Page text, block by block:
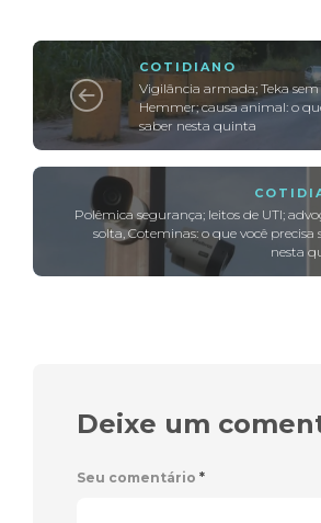
COTIDIANO
Vigilância armada; Teka
Hemmer; causa animal: o
saber nesta quinta
Polêmica segurança; leitos de UTI;
solta, Coteminas: o que você precisa
nesta
Deixe um
Seu comentário *